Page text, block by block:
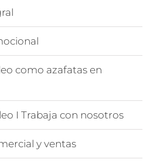
como azafatas en
I Trabaja con nosotros
y ventas